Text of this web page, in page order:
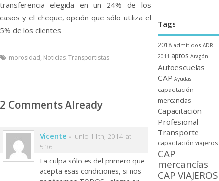
transferencia elegida en un 24% de los
casos y el cheque, opción que sólo utiliza el
5% de los clientes
morosidad, Noticias, Transportistas
2 Comments Already
Vicente - junio 11th, 2014 at
5:36
La culpa sólo es del primero que
acepta esas condiciones, si nos
Tags
2018 admitidos ADR
2011 aptos Aragón
Autoescuelas
CAP Ayudas
capacitación
mercancí­as
Capacitación
Profesional
Transporte
capacitación viajeros
CAP
mercancí­as
CAP VIAJEROS